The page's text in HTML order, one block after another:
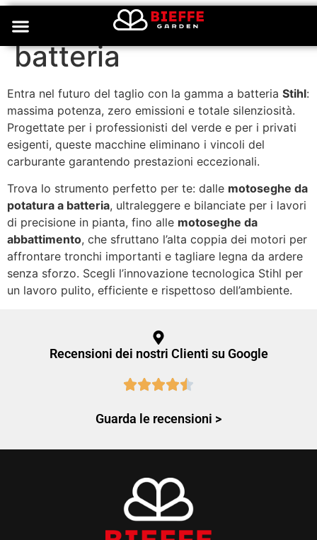
Motoseghe a
batteria
Entra nel futuro del taglio con la gamma a batteria Stihl:
massima potenza, zero emissioni e totale silenziosità.
Progettate per i professionisti del verde e per i privati
esigenti, queste macchine eliminano i vincoli del
carburante garantendo prestazioni eccezionali.
Trova lo strumento perfetto per te: dalle motoseghe da
potatura a batteria, ultraleggere e bilanciate per i lavori
di precisione in pianta, fino alle motoseghe da
abbattimento, che sfruttano l’alta coppia dei motori per
affrontare tronchi importanti e tagliare legna da ardere
senza sforzo. Scegli l’innovazione tecnologica Stihl per
un lavoro pulito, efficiente e rispettoso dell’ambiente.
Recensioni dei nostri Clienti su Google
Guarda le recensioni >